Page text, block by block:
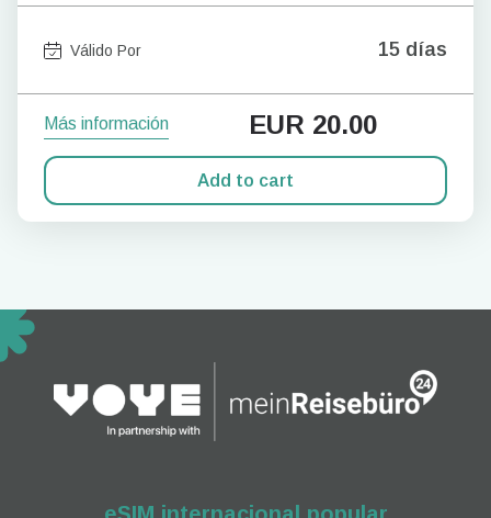
Válido Por 15 días
Más información EUR 20.00
Add to cart